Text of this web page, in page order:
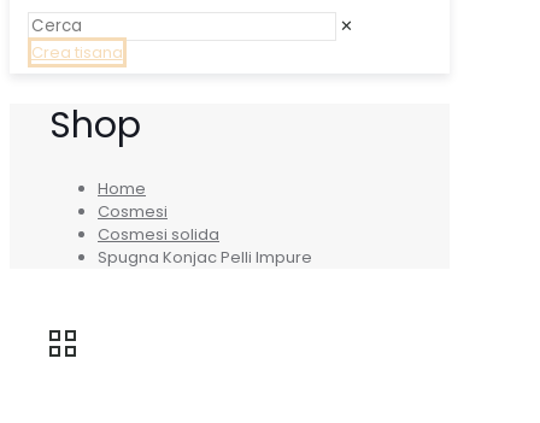
✕
Crea tisana
Shop
Home
Cosmesi
Cosmesi solida
Spugna Konjac Pelli Impure